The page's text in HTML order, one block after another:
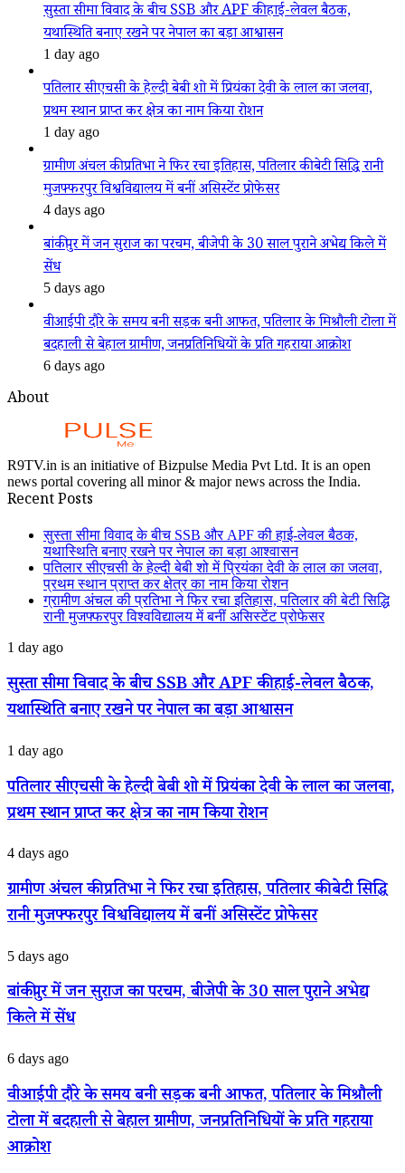
सुस्ता सीमा विवाद के बीच SSB और APF की हाई-लेवल बैठक,
यथास्थिति बनाए रखने पर नेपाल का बड़ा आश्वासन
1 day ago
पतिलार सीएचसी के हेल्दी बेबी शो में प्रियंका देवी के लाल का जलवा,
प्रथम स्थान प्राप्त कर क्षेत्र का नाम किया रोशन
1 day ago
ग्रामीण अंचल की प्रतिभा ने फिर रचा इतिहास, पतिलार की बेटी सिद्धि रानी
मुजफ्फरपुर विश्वविद्यालय में बनीं असिस्टेंट प्रोफेसर
4 days ago
बांकीपुर में जन सुराज का परचम, बीजेपी के 30 साल पुराने अभेद्य किले में
सेंध
5 days ago
वीआईपी दौरे के समय बनी सड़क बनी आफत, पतिलार के मिश्रौली टोला में
बदहाली से बेहाल ग्रामीण, जनप्रतिनिधियों के प्रति गहराया आक्रोश
6 days ago
About
R9TV.in is an initiative of Bizpulse Media Pvt Ltd. It is an open
news portal covering all minor & major news across the India.
Recent Posts
सुस्ता सीमा विवाद के बीच SSB और APF की हाई-लेवल बैठक,
यथास्थिति बनाए रखने पर नेपाल का बड़ा आश्वासन
पतिलार सीएचसी के हेल्दी बेबी शो में प्रियंका देवी के लाल का जलवा,
प्रथम स्थान प्राप्त कर क्षेत्र का नाम किया रोशन
ग्रामीण अंचल की प्रतिभा ने फिर रचा इतिहास, पतिलार की बेटी सिद्धि
रानी मुजफ्फरपुर विश्वविद्यालय में बनीं असिस्टेंट प्रोफेसर
सुस्ता
विवाद
के
बीच
और
APF
की
हाई-
लेवल
बनाए
रखने
पर
नेपाल
का
आश्वासन
1 day ago
सुस्ता सीमा विवाद के बीच SSB और APF की हाई-लेवल बैठक,
यथास्थिति बनाए रखने पर नेपाल का बड़ा आश्वासन
पतिलार
के
हेल्दी
बेबी
में
प्रियंका
देवी
के
लाल
प्रथम
स्थान
प्राप्त
कर
क्षेत्र
नाम
रोशन
1 day ago
पतिलार सीएचसी के हेल्दी बेबी शो में प्रियंका देवी के लाल का जलवा,
प्रथम स्थान प्राप्त कर क्षेत्र का नाम किया रोशन
ग्रामीण
की
प्रतिभा
ने
रचा
इतिहास,
पतिलार
की
बेटी
मुजफ्फरपुर
विश्वविद्यालय
में
बनीं
असिस्टेंट
प्रोफेसर
4 days ago
ग्रामीण अंचल की प्रतिभा ने फिर रचा इतिहास, पतिलार की बेटी सिद्धि
रानी मुजफ्फरपुर विश्वविद्यालय में बनीं असिस्टेंट प्रोफेसर
बांकीपुर
जन
सुराज
का
बीजेपी
30
साल
पुराने
अभेद्य
किले
5 days ago
बांकीपुर में जन सुराज का परचम, बीजेपी के 30 साल पुराने अभेद्य
किले में सेंध
वीआईपी
के
समय
बनी
सड़क
बनी
6 days ago
वीआईपी दौरे के समय बनी सड़क बनी आफत, पतिलार के मिश्रौली
टोला में बदहाली से बेहाल ग्रामीण, जनप्रतिनिधियों के प्रति गहराया
आक्रोश